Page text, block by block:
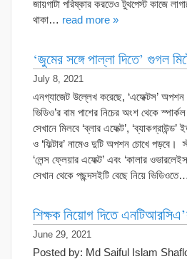
জায়গাটা পরিষ্কার করতেও টুথপেস্ট কাজে
থাকা… read more »
‘জুমের সঙ্গে পাল্লা দিতে’ গুগল
July 8, 2021
এনগ্যাজেট উল্লেখ করেছে, ‘এফেক্টস’
ভিডিও’র বাম পাশের নিচের অংশ থেকে
সেখানে মিলবে ‘ব্লার এফেক্ট’,
ও ‘ফিল্টার’ নামেও দুটি অপশন চোখে পড়বে।
‘লেন্স ফ্লেয়ার এফেক্ট’ এবং ‘কালার
সেখান থেকে পছন্দসইটি বেছে নিয়ে ভিডিওতে…
শিক্ষক নিয়োগ দিতে
June 29, 2021
Posted by: Md Saiful Islam